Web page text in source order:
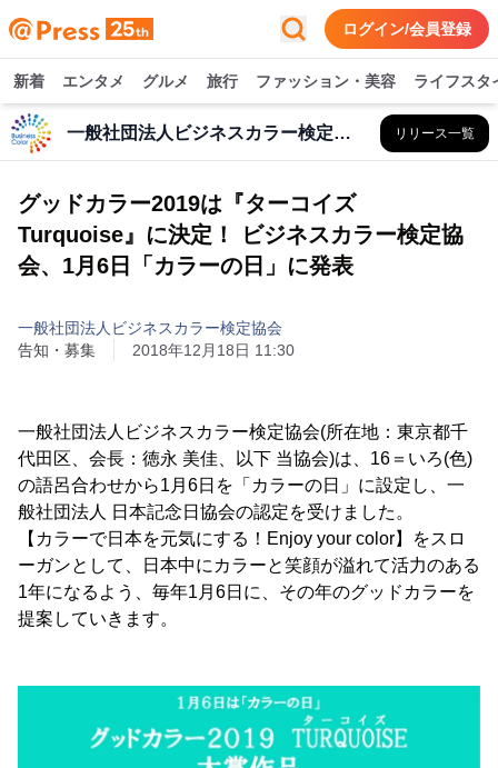
ログイン/会員登録
新着 エンタメ グルメ 旅行 ファッション・美容 ライフスタ
一般社団法人ビジネスカラー検定協会 リリース一覧
グッドカラー2019は『ターコイズ
Turquoise』に決定！ ビジネスカラー検定協
会、1月6日「カラーの日」に発表
一般社団法人ビジネスカラー検定協会
告知・募集
2018年12月18日 11:30
一般社団法人ビジネスカラー検定協会(所在地：東京都千
代田区、会長：徳永 美佳、以下 当協会)は、16＝いろ(色)
の語呂合わせから1月6日を「カラーの日」に設定し、一
般社団法人 日本記念日協会の認定を受けました。
【カラーで日本を元気にする！Enjoy your color】をスロ
ーガンとして、日本中にカラーと笑顔が溢れて活力のある
1年になるよう、毎年1月6日に、その年のグッドカラーを
提案していきます。